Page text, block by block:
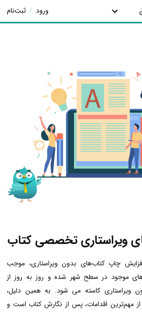
ورود / ثبت‌نام
ویراستاری تخصصی کتاب
چاپ کتاب‌های بدون ویراستاری، موجب
موجود در سطح شهر شده و روز به روز از
ویراستاری کاسته می شود. به همین دلیل،
مهم‌ترین اقدامات، پس از نگارش کتاب است و